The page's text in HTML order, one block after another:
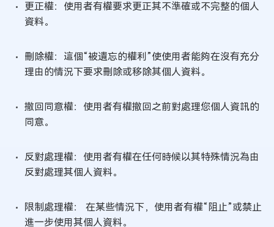
更正權：使用者有權要求更正其不準確或不完整的個人
資料。
刪除權：這個“被遺忘的權利”使使用者能夠在沒有充分
理由的情況下要求刪除或移除其個人資料。
撤回同意權：使用者有權撤回之前對處理您個人資訊的
同意。
反對處理權：使用者有權在任何時候以其特殊情況為由
反對處理其個人資料。
限制處理權： 在某些情況下，使用者有權“阻止”或禁止
進一步使用其個人資料。